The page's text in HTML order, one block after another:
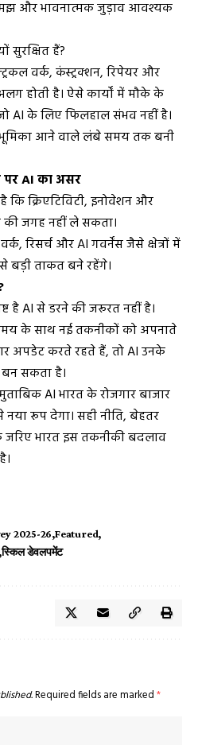
और भावनात्मक जुड़ाव आवश्यक
सुरक्षित हैं?
वर्क, कंस्ट्रक्शन, रिपेयर और
होती है। ऐसे कार्यों में मौके के
AI के लिए फिलहाल संभव नहीं है।
भूमिका आने वाले लंबे समय तक बनी
पर AI का असर
कि क्रिएटिविटी, इनोवेशन और
की जगह नहीं ले सकता।
रिसर्च और AI गवर्नेंस जैसे क्षेत्रों में
ताकत बने रहेंगे।
है AI से डरने की जरूरत नहीं है।
के साथ नई तकनीकों को अपनाते
अपडेट करते रहते हैं, तो AI उनके
सकता है।
AI भारत के रोजगार बाजार
रूप देगा। सही नीति, बेहतर
भारत इस तकनीकी बदलाव
2025-26 Featured
स्किल डेवलपमेंट
Required fields are marked *